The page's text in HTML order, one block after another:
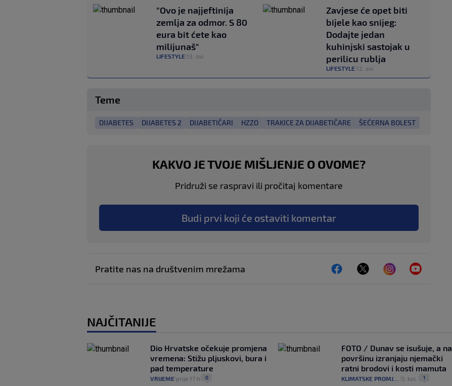
"Ovo je najjeftinija
zemlja za odmor. S 80
eura bit ćete kao
milijunaš"
LIFESTYLE 13. svi.
Zavjese će opet biti
bijele kao snijeg:
Dodajte jedan
kuhinjski sastojak u
perilicu rublja
LIFESTYLE 12. svi.
Teme
DIJABETES DIJABETES 2 DIJABETIČARI HZZO TRAKICE ZA DIJABETIČARE ŠEĆERNA BOLEST
KAKVO JE TVOJE MIŠLJENJE O OVOME?
Pridruži se raspravi ili pročitaj komentare
Budi prvi koji će ostaviti komentar
Pratite nas na društvenim mrežama
NAJČITANIJE
Dio Hrvatske očekuje promjena
vremena: Stižu pljuskovi, bura i
pad temperature
VRIJEME prije 17 h 0
FOTO / Dunav se isušuje, a na
površinu izranjaju njemački
ratni brodovi i kosti mamuta
KLIMATSKE PROMJENE 5. kol. 1